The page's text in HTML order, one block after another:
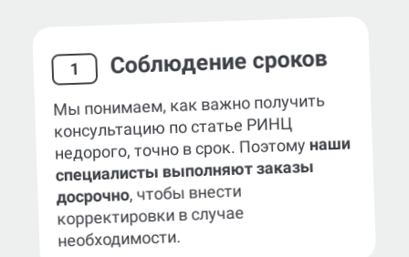
1 Соблюдение сроков
Мы понимаем, как важно получить
консультацию по статье РИНЦ
недорого, точно в срок. Поэтомунаши
специалисты выполняют заказы
досрочно, чтобы внести
корректировки в случае
необходимости.